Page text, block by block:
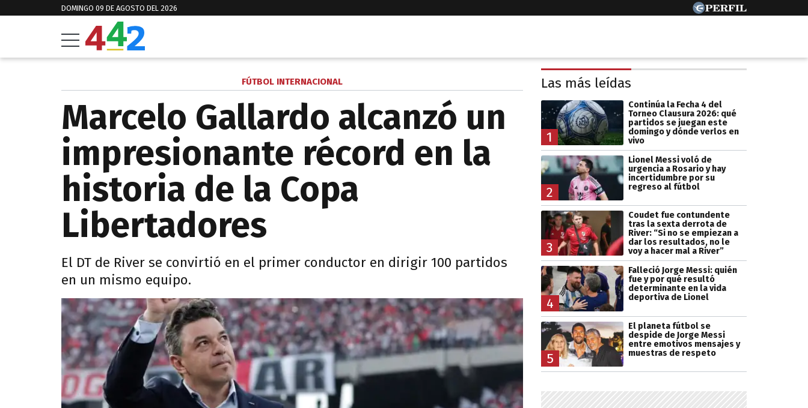
DOMINGO 09 DE AGOSTO DEL 2026
FÚTBOL INTERNACIONAL
Marcelo Gallardo alcanzó un
impresionante récord en la
historia de la Copa
Libertadores
El DT de River se convirtió en el primer conductor en dirigir 100 partidos
en un mismo equipo.
Las más leídas
1
Continúa la Fecha 4 del
Torneo Clausura 2026: qué
partidos se juegan este
domingo y dónde verlos en
vivo
2
Lionel Messi voló de
urgencia a Rosario y hay
incertidumbre por su
regreso al fútbol
3
Coudet fue contundente
tras la sexta derrota de
River: “Si no se empiezan a
dar los resultados, no le
voy a hacer mal a River”
4
Falleció Jorge Messi: quién
fue y por qué resultó
determinante en la vida
deportiva de Lionel
5
El planeta fútbol se
despide de Jorge Messi
entre emotivos mensajes y
muestras de respeto